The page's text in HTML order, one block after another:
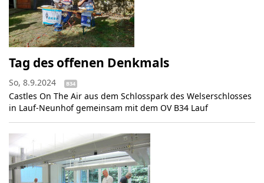
Tag des offenen Denkmals
So, 8.9.2024 B34
Castles On The Air aus dem Schlosspark des Welserschlosses
in Lauf-Neunhof gemeinsam mit dem OV B34 Lauf